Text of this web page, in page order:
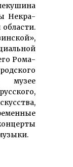
Некра­
Ро­ма­
музее